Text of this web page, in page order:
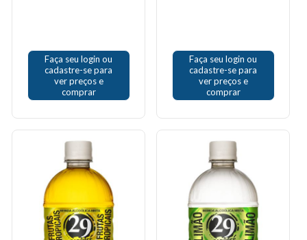
Faça seu login ou
cadastre-se para
ver preços e
comprar
Faça seu login ou
cadastre-se para
ver preços e
comprar